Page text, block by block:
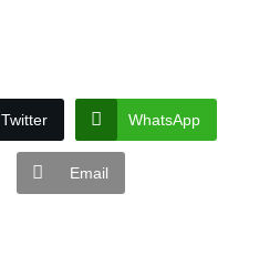
Twitter WhatsApp
Email